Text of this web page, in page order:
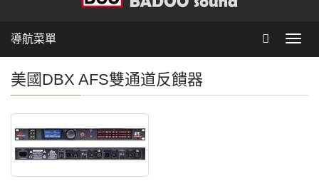
導航菜單
美國DBX AFS雙通道反饋器